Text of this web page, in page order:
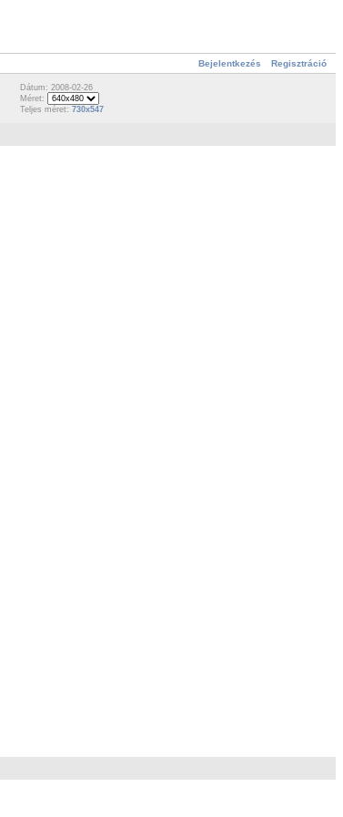
Bejelentkezés Regisztráció
Dátum: 2008-02-26
Méret:
Teljes méret: 730x547